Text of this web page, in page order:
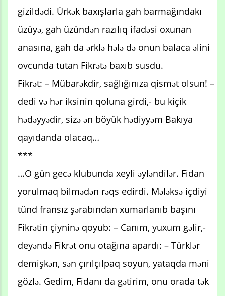
gizildədi. Ürkək baxışlarla gah barmağındakı
üzüyə, gah üzündən razılıq ifadəsi oxunan
anasına, gah da ərklə hələ də onun balaca əlini
ovcunda tutan Fikrətə baxıb susdu.
Fikrət: – Mübarəkdir, sağlığınıza qismət olsun! –
dedi və hər iksinin qoluna girdi,- bu kiçik
hədəyyədir, sizə ən böyük hədiyyəm Bakıya
qayıdanda olacaq…
***
…O gün gecə klubunda xeyli əyləndilər. Fidan
yorulmaq bilmədən rəqs edirdi. Mələksə içdiyi
tünd fransız şərabından xumarlanıb başını
Fikrətin çiyninə qoyub: – Canım, yuxum gəlir,-
deyəndə Fikrət onu otağına apardı: – Türklər
demişkən, sən çırılçılpaq soyun, yataqda məni
gözlə. Gedim, Fidanı da gətirim, onu orada tək